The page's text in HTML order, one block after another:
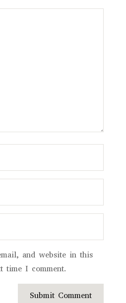
and website in this
time I comment.
Submit Comment